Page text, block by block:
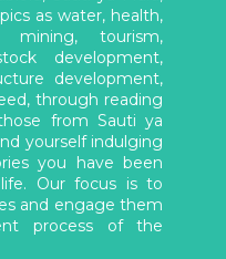
as water, health,
mining, tourism,
development,
development,
through reading
from Sauti ya
yourself indulging
you have been
Our focus is to
and engage them
process of the